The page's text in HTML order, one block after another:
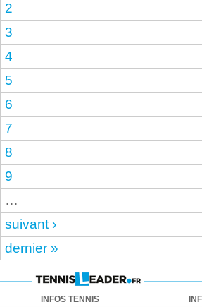
2
3
4
5
6
7
8
9
…
suivant ›
dernier »
INFOS TENNIS